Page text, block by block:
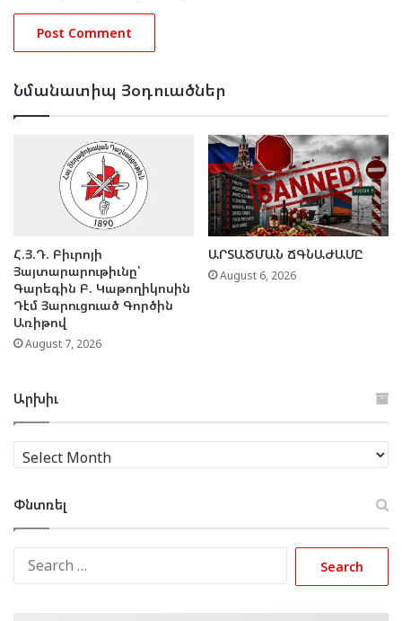
Նմանատիպ Յօդուածներ
Հ.Յ.Դ. Բիւրոյի
Յայտարարութիւնը՝
Գարեգին Բ. Կաթողիկոսին
Դէմ Յարուցուած Գործին
Առիթով
August 7, 2026
ԱՐՏԱԾՄԱՆ ՃԳՆԱԺԱՄԸ
August 6, 2026
Արխիւ
Արխիւ
Փնտռել